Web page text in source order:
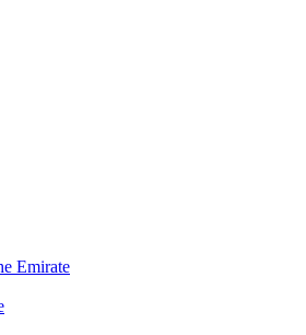
Emirate